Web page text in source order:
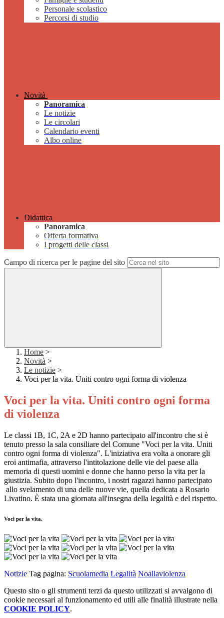
Personale scolastico
Percorsi di studio
Novità
Panoramica
Le notizie
Le circolari
Calendario eventi
Albo online
Didattica
Panoramica
Offerta formativa
I progetti delle classi
Campo di ricerca per le pagine del sito
Home >
Novità >
Le notizie >
Voci per la vita. Uniti contro ogni forma di violenza
Voci per la vita. Uniti contro ogni forma
di violenza
Le classi 1B, 1C, 2A e 2D hanno partecipato all'incontro che si è
tenuto presso la sala consiliare del Comune "Voci per la vita. Uniti
contro ogni forma di violenza". L'iniziativa era volta a onorare gli
eroi antimafia, attraverso l'intitolazione delle vie del paese alla
memoria di questi uomini e donne che hanno perso la vita per la
giustizia. Subito dopo l'incontro, i nostri ragazzi hanno partecipato
allo svelamento di una delle nuove vie, quella dedicata a Rosario
Livatino. È stata una giornata all'insegna della legalità e del rispetto.
Voci per la vita.
Notizie Tag pagina: Scuolamedia Legalità Noallaviolenza
Questo sito o gli strumenti terzi da questo utilizzati si avvalgono di
cookie necessari al funzionamento ed utili alle finalità illustrate nella
COOKIE POLICY.